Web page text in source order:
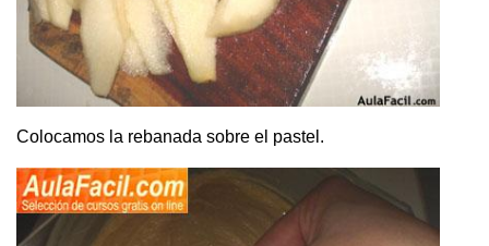
Colocamos la rebanada sobre el pastel.